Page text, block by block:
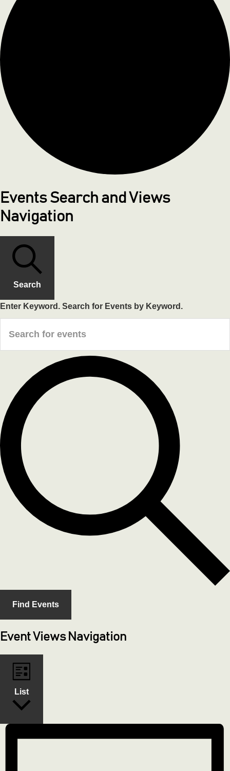
Events Search and Views
Navigation
Search
Enter Keyword. Search for Events by Keyword.
Find Events
Event Views Navigation
List